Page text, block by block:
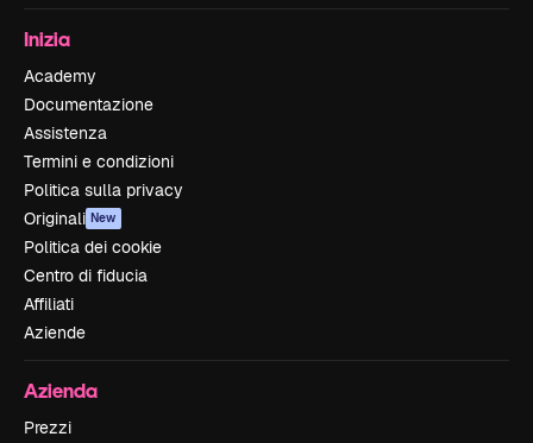
Inizia
Academy
Documentazione
Assistenza
Termini e condizioni
Politica sulla privacy
Originali New
Politica dei cookie
Centro di fiducia
Affiliati
Aziende
Azienda
Prezzi